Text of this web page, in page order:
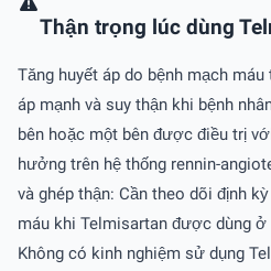
Thận trọng lúc dùng
Tăng huyết áp do bệnh mạch
áp mạnh và suy thận khi bệnh
bên hoặc một bên được điều trị
hưởng trên hệ thống rennin-
và ghép thận: Cần theo dõi định
máu khi Telmisartan được dùng ở
Không có kinh nghiệm sử dụng